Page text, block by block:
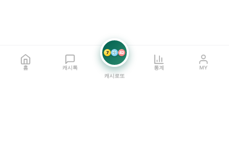
홈 캐시톡
7 21 42
캐시로또
통계 MY